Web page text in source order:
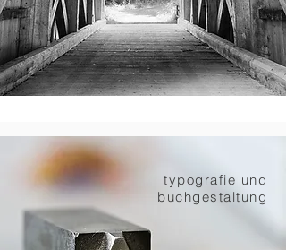
typografie und
buchgestaltung